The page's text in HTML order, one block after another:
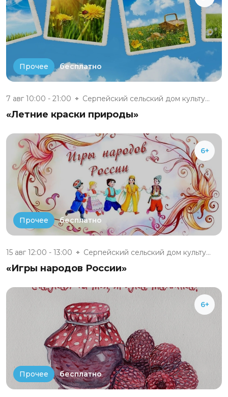
Прочее бесплатно
7 авг 10:00 - 21:00 Серпейский сельский дом культу...
«Летние краски природы»
6+
Прочее бесплатно
15 авг 12:00 - 13:00 Серпейский сельский дом культу...
«Игры народов России»
6+
Прочее бесплатно